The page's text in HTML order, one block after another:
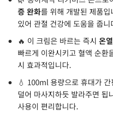
증 완화를 위해 개발된 제품
있어 관절 건강에 도움을 줍니
🔥 이 크림은 바르는 즉시 온
빠르게 이완시키고 혈액 순환
시 효과적입니다.
💧 100ml 용량으로 휴대가
덜어 마사지하듯 발라주면 됩
사용이 편리합니다.